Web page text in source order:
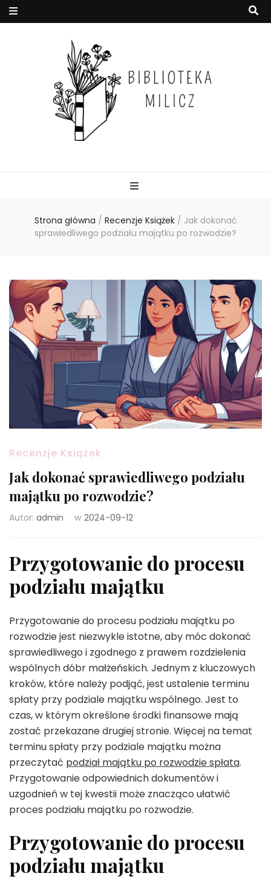
Strona główna / Recenzje Książek / Jak dokonać
sprawiedliwego podziału majątku po rozwodzie?
Recenzje Książek
Jak dokonać sprawiedliwego podziału
majątku po rozwodzie?
Autor: admin w 2024-09-12
Przygotowanie do procesu
podziału majątku
Przygotowanie do procesu podziału majątku po
rozwodzie jest niezwykle istotne, aby móc dokonać
sprawiedliwego i zgodnego z prawem rozdzielenia
wspólnych dóbr małżeńskich. Jednym z kluczowych
kroków, które należy podjąć, jest ustalenie terminu
spłaty przy podziale majątku wspólnego. Jest to
czas, w którym określone środki finansowe mają
zostać przekazane drugiej stronie. Więcej na temat
terminu spłaty przy podziale majątku można
przeczytać podział majątku po rozwodzie spłata.
Przygotowanie odpowiednich dokumentów i
uzgodnień w tej kwestii może znacząco ułatwić
proces podziału majątku po rozwodzie.
Przygotowanie do procesu
podziału majątku